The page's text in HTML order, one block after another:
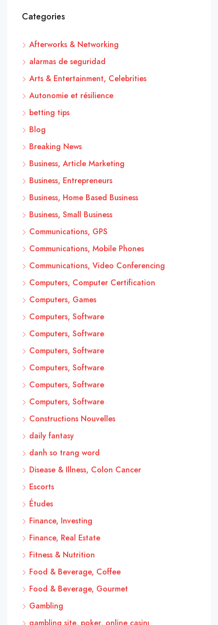
Categories
Afterworks & Networking
alarmas de seguridad
Arts & Entertainment, Celebrities
Autonomie et résilience
betting tips
Blog
Breaking News
Business, Article Marketing
Business, Entrepreneurs
Business, Home Based Business
Business, Small Business
Communications, GPS
Communications, Mobile Phones
Communications, Video Conferencing
Computers, Computer Certification
Computers, Games
Computers, Software
Computers, Software
Computers, Software
Computers, Software
Computers, Software
Computers, Software
Constructions Nouvelles
daily fantasy
danh so trang word
Disease & Illness, Colon Cancer
Escorts
Études
Finance, Investing
Finance, Real Estate
Fitness & Nutrition
Food & Beverage, Coffee
Food & Beverage, Gourmet
Gambling